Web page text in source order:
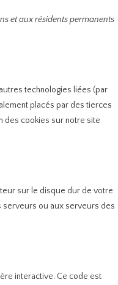
et aux résidents permanents
technologies liées (par
placés par des tierces
des cookies sur notre site
sur le disque dur de votre
serveurs ou aux serveurs des
interactive. Ce code est